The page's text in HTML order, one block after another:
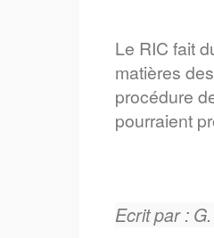
Le RIC fait
matières
procédure
pourraient
Ecrit par :